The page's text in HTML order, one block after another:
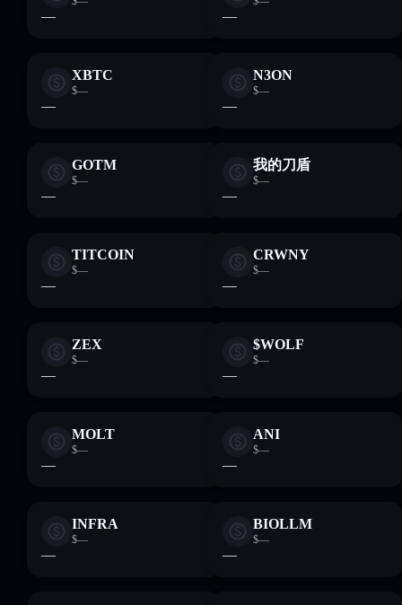
— —
XBTC
$—
—
N3ON
$—
—
GOTM
$—
—
我的刀盾
$—
—
TITCOIN
$—
—
CRWNY
$—
—
ZEX
$—
—
$WOLF
$—
—
MOLT
$—
—
ANI
$—
—
INFRA
$—
—
BIOLLM
$—
—